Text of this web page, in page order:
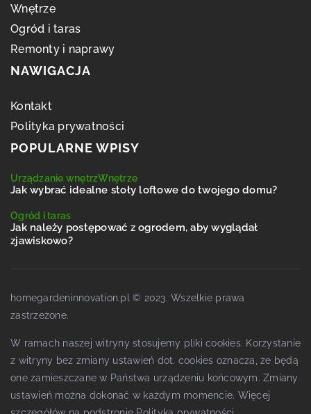
Wnętrze
Ogród i taras
Remonty i naprawy
NAWIGACJA
Kontakt
Polityka prywatności
POPULARNE WPISY
Urządzanie wnętrzWnętrze
Jak wybrać idealne stoły loftowe do twojego domu?
Ogród i taras
Jak należy postępować z ogrodem, aby wyglądał
zjawiskowo?
homegardeninnovation.pl © 2023. Wszelkie prawa
zastrzeżone.
W ramach naszej witryny stosujemy pliki cookies. Korzystanie
z witryny bez zmiany ustawień dot. cookies oznacza, że będą
one zamieszczane w Państwa urządzeniu końcowym. Zmiany
ustawień można dokonać w każdym momencie. Więcej